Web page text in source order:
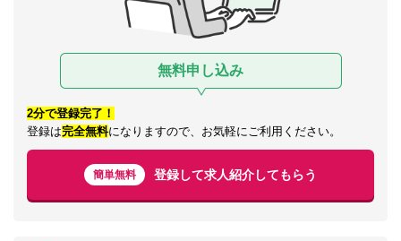
無料申し込み
2分で登録完了！
登録は完全無料になりますので、お気軽にご利用ください。
簡単無料 登録して求人紹介してもらう